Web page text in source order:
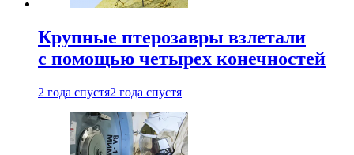
Крупные птерозавры взлетали
с помощью четырех конечностей
2 года спустя2 года спустя